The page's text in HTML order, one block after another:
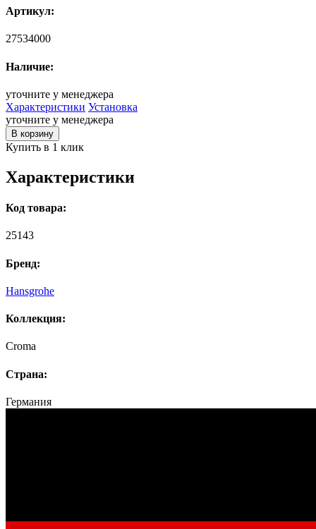
Артикул:
27534000
Наличие:
уточните у менеджера
Характеристики Установка
уточните у менеджера
В корзину
Купить в 1 клик
Характеристики
Код товара:
25143
Бренд:
Hansgrohe
Коллекция:
Croma
Страна:
Германия